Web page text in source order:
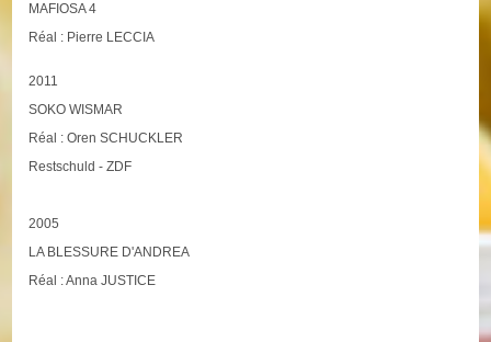
MAFIOSA 4
Réal : Pierre LECCIA
2011
SOKO WISMAR
Réal : Oren SCHUCKLER
Restschuld - ZDF
2005
LA BLESSURE D'ANDREA
Réal : Anna JUSTICE